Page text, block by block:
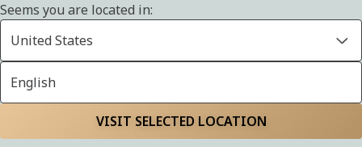
Seems you are located in:
United States
English
VISIT SELECTED LOCATION